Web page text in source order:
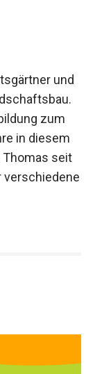
und
zum
in diesem
Thomas seit
verschiedene